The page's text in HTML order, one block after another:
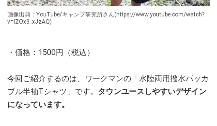
画像出典：YouTube/キャンプ研究所さん(https://www.youtube.com/watch?
v=iZOx3_xJzAQ)
・価格：1500円（税込）
今回ご紹介するのは、ワークマンの「水陸両用撥水パッカ
ブル半袖Tシャツ」です。 タウンユースしやすいデザイン
になっています。